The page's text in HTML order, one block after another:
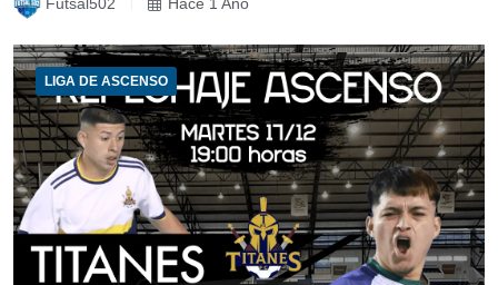
LIGA DE ASCENSO